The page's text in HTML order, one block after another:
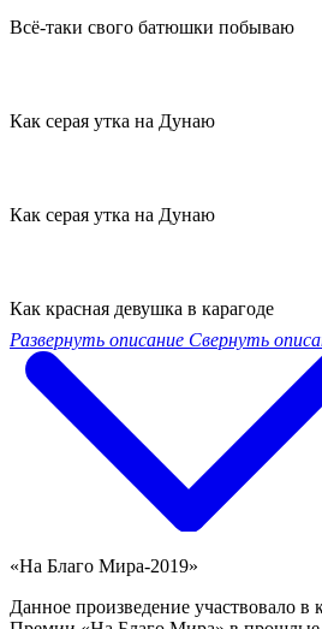
Всё-таки свого батюшки побываю
Как серая утка на Дунаю
Как серая утка на Дунаю
Как красная девушка в карагоде
Развернуть описание Свернуть
«На Благо Мира-2019»
Данное произведение участвовало в